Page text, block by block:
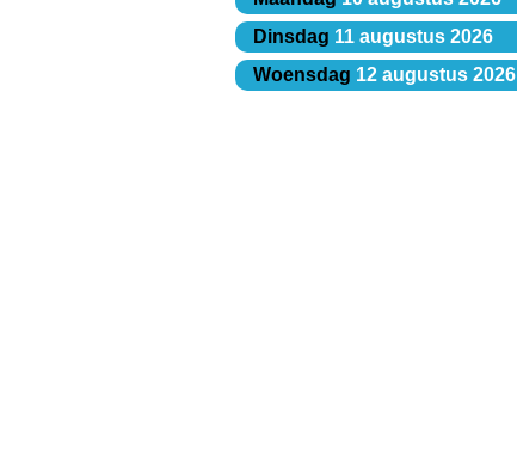
Dinsdag 11 augustus 2026
Woensdag 12 augustus 2026